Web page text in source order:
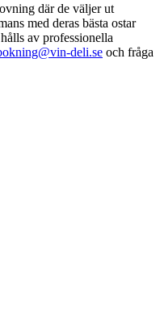
där de väljer ut
med deras bästa ostar
av professionella
deli.se och fråga